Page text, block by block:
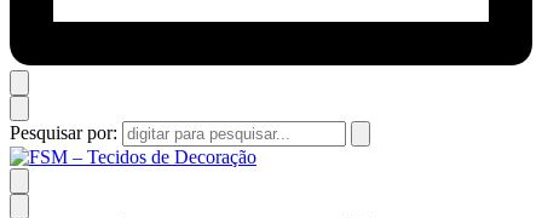
Pesquisar por: